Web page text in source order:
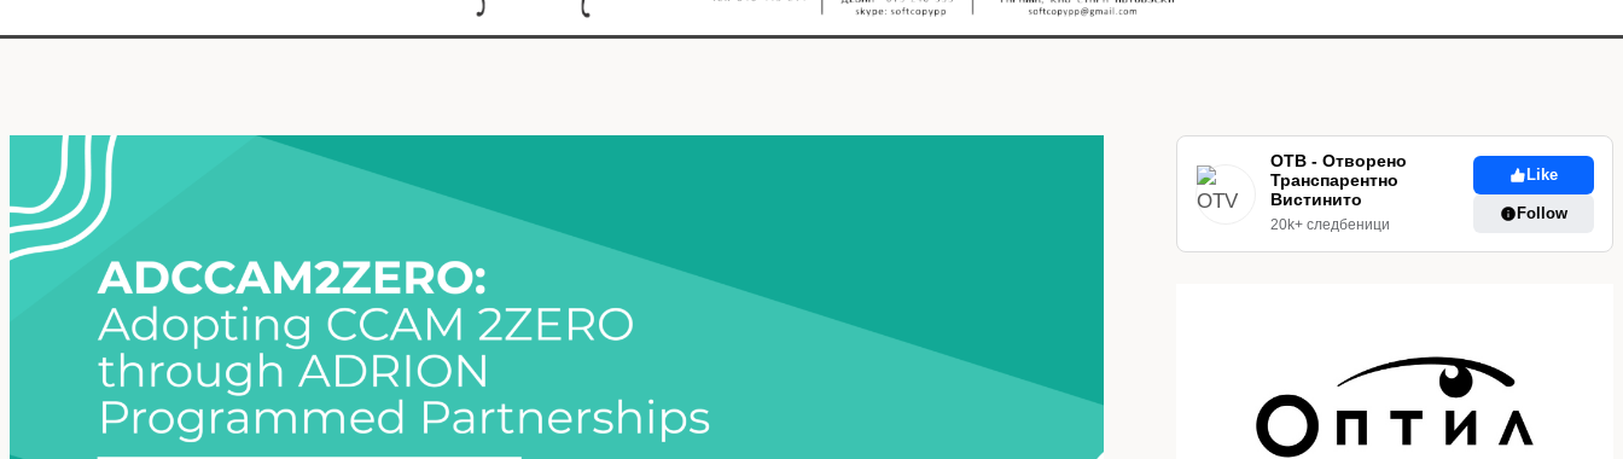
ОТВ - Отворено
Транспарентно
Вистинито
20k+ следбеници
Like
Follow